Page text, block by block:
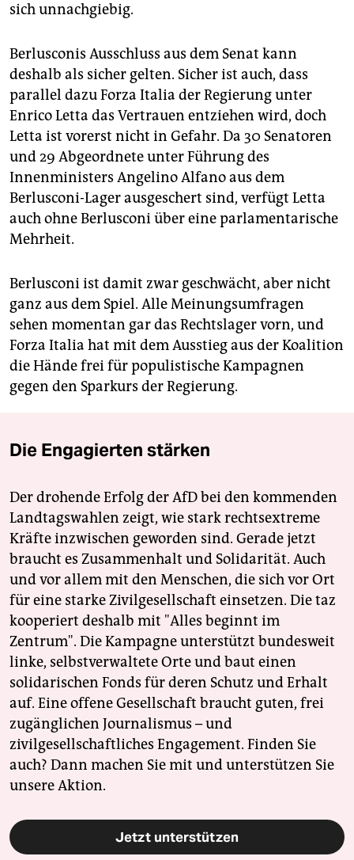
sich unnachgiebig.
Berlusconis Ausschluss aus dem Senat kann
deshalb als sicher gelten. Sicher ist auch, dass
parallel dazu Forza Italia der Regierung unter
Enrico Letta das Vertrauen entziehen wird, doch
Letta ist vorerst nicht in Gefahr. Da 30 Senatoren
und 29 Abgeordnete unter Führung des
Innenministers Angelino Alfano aus dem
Berlusconi-Lager ausgeschert sind, verfügt Letta
auch ohne Berlusconi über eine parlamentarische
Mehrheit.
Berlusconi ist damit zwar geschwächt, aber nicht
ganz aus dem Spiel. Alle Meinungsumfragen
sehen momentan gar das Rechtslager vorn, und
Forza Italia hat mit dem Ausstieg aus der Koalition
die Hände frei für populistische Kampagnen
gegen den Sparkurs der Regierung.
Die Engagierten stärken
Der drohende Erfolg der AfD bei den kommenden
Landtagswahlen zeigt, wie stark rechtsextreme
Kräfte inzwischen geworden sind. Gerade jetzt
braucht es Zusammenhalt und Solidarität. Auch
und vor allem mit den Menschen, die sich vor Ort
für eine starke Zivilgesellschaft einsetzen. Die taz
kooperiert deshalb mit "Alles beginnt im
Zentrum". Die Kampagne unterstützt bundesweit
linke, selbstverwaltete Orte und baut einen
solidarischen Fonds für deren Schutz und Erhalt
auf. Eine offene Gesellschaft braucht guten, frei
zugänglichen Journalismus – und
zivilgesellschaftliches Engagement. Finden Sie
auch? Dann machen Sie mit und unterstützen Sie
unsere Aktion.
Jetzt unterstützen